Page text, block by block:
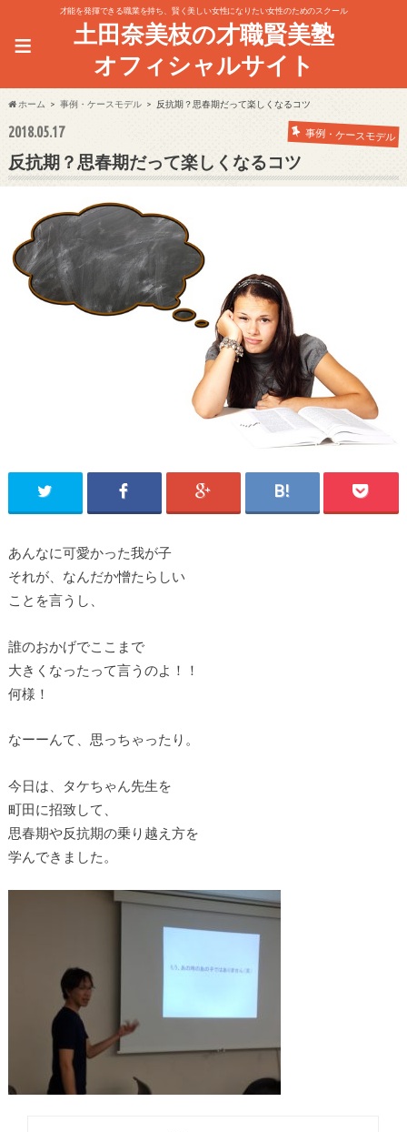
才能を発揮できる職業を持ち、賢く美しい女性になりたい女性のためのスクール
土田奈美枝の才職賢美塾
オフィシャルサイト
≡
ホーム 事例・ケースモデル 反抗期？思春期だって楽しくなるコツ
2018.05.17 事例・ケースモデル
反抗期？思春期だって楽しくなるコツ
あんなに可愛かった我が子
それが、なんだか憎たらしい
ことを言うし、
誰のおかげでここまで
大きくなったって言うのよ！！
何様！
なーーんて、思っちゃったり。
今日は、タケちゃん先生を
町田に招致して、
思春期や反抗期の乗り越え方を
学んできました。